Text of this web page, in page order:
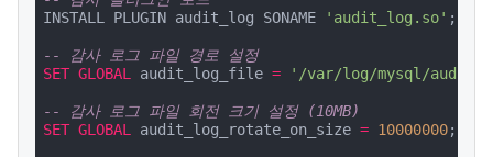
INSTALL PLUGIN audit_log SONAME
'audit_log.so' ;
-- 감사 로그 파일 경로 설정
SET GLOBAL audit_log_file = '/var/log/mysql/
-- 감사 로그 파일 회전 크기 설정 (10MB)
SET GLOBAL audit_log_rotate_on_size = 10000000;